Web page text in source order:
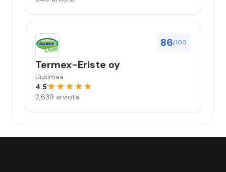
86/100
Termex-Eriste oy
Uusimaa
4.5
2,639 arviota